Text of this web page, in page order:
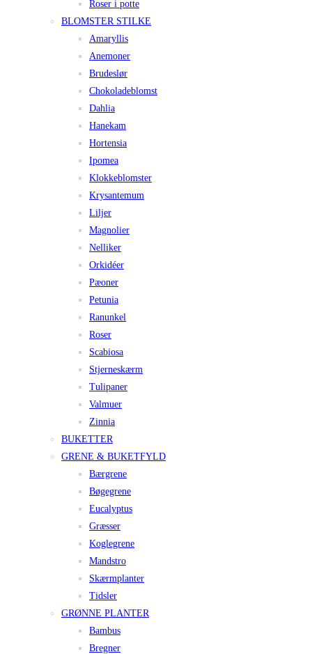
Roser i potte
BLOMSTER STILKE
Amaryllis
Anemoner
Brudeslør
Chokoladeblomst
Dahlia
Hanekam
Hortensia
Ipomea
Klokkeblomster
Krysantemum
Liljer
Magnolier
Nelliker
Orkidéer
Pæoner
Petunia
Ranunkel
Roser
Scabiosa
Stjerneskærm
Tulipaner
Valmuer
Zinnia
BUKETTER
GRENE & BUKETFYLD
Bærgrene
Bøgegrene
Eucalyptus
Græsser
Koglegrene
Mandstro
Skærmplanter
Tidsler
GRØNNE PLANTER
Bambus
Bregner